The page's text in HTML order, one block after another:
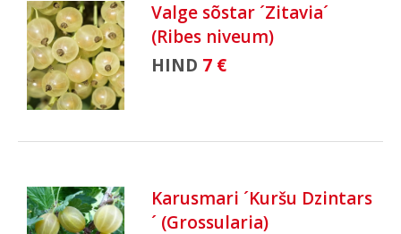
Valge sõstar ´Zitavia´
(Ribes niveum)
HIND 7 €
Karusmari ´Kuršu Dzintars
´ (Grossularia)